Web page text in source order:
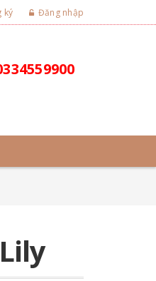
ký Đăng nhập